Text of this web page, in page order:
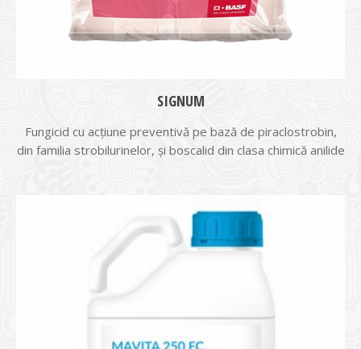
SIGNUM
Fungicid cu acțiune preventivă pe bază de piraclostrobin,
din familia strobilurinelor, și boscalid din clasa chimică anilide